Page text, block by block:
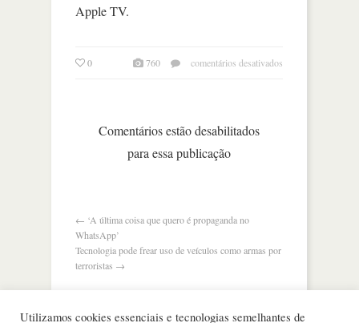
Apple TV.
0 760 comentários desativados
Comentários estão desabilitados
para essa publicação
← ‘A última coisa que quero é propaganda no
WhatsApp’
Tecnologia pode frear uso de veículos como armas por
terroristas →
Utilizamos cookies essenciais e tecnologias semelhantes de